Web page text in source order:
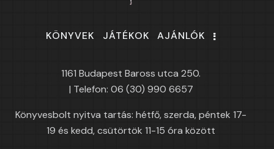
KÖNYVEK JÁTÉKOK AJÁNLÓK
1161 Budapest Baross utca 250.
| Telefon: 06 (30) 990 6657
Könyvesbolt nyitva tartás: hétfő, szerda, péntek 17-
19 és kedd, csütörtök 11-15 óra között